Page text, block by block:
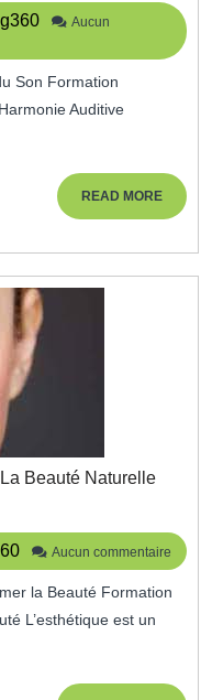
training360
Aucun
Auditive
READ MOREREAD
MORE
Beauté Naturelle
training360
Aucun commentaire
L’esthétique est un